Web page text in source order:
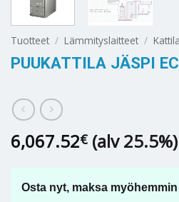
Tuotteet / Lämmityslaitteet /
PUUKATTILA JÄSPI
6,067.52€ (alv 25.5%)
Osta nyt, maksa myöhemmin